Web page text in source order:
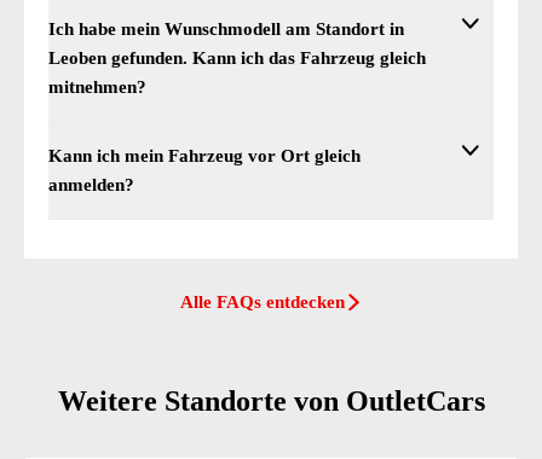
Es sind unbedingt ein gültiger Führerschein und
Ich habe mein Wunschmodell am Standort in
Leoben gefunden. Kann ich das Fahrzeug gleich
mitnehmen?
Sobald der offizielle Kauf und der Zahlungseingang bestätigt
Kann ich mein Fahrzeug vor Ort gleich
anmelden?
Alle FAQs entdecken
Weitere Standorte von OutletCars